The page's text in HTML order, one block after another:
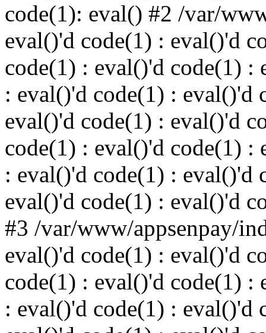
code(1): eval() #2 /var/
eval()'d code(1) : eval()'d
code(1) : eval()'d code(1) :
: eval()'d code(1) : eval()'d
eval()'d code(1) : eval()'d
code(1) : eval()'d code(1) :
: eval()'d code(1) : eval()'d
eval()'d code(1) : eval()'d
#3 /var/www/appsenpay/
eval()'d code(1) : eval()'d
code(1) : eval()'d code(1) :
: eval()'d code(1) : eval()'d